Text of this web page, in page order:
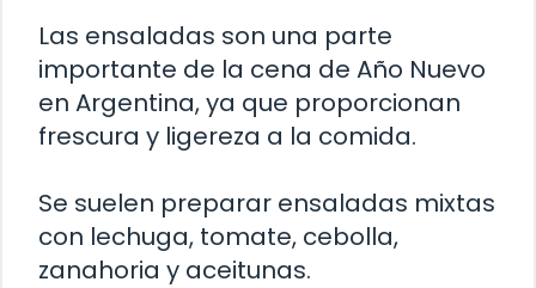
Las ensaladas son una parte
importante de la cena de Año Nuevo
en Argentina, ya que proporcionan
frescura y ligereza a la comida.
Se suelen preparar ensaladas mixtas
con lechuga, tomate, cebolla,
zanahoria y aceitunas.